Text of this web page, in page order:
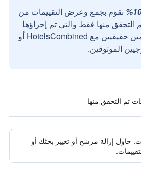
نقوم بجمع وعرض التقييمات من
التحقق منها فقط والتي تم إجراؤها
بواسطة مستخدمين حقيقيين مع HotelsCombined أو
الموثوقين.
حاول إزالة مرشح أو تغيير بحثك أو